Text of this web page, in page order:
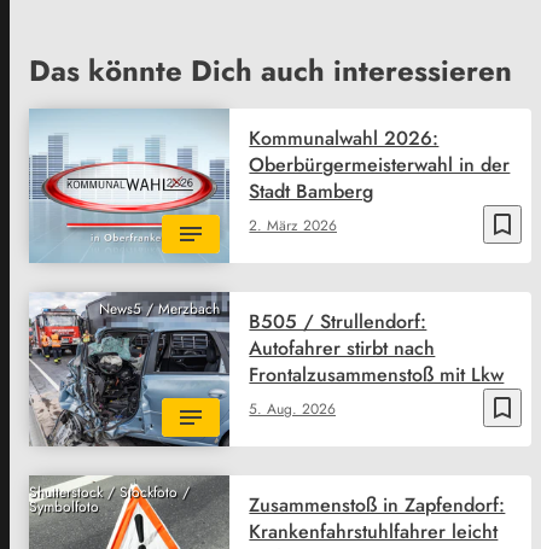
Das könnte Dich auch interessieren
bookmark_border
2. März 2026
Kommunalwahl 2026:
Oberbürgermeisterwahl in der
Stadt Bamberg
News5 / Merzbach
bookmark_border
5. Aug. 2026
B505 / Strullendorf:
Autofahrer stirbt nach
Frontalzusammenstoß mit Lkw
Shutterstock / Stockfoto /
Symbolfoto
Zusammenstoß in Zapfendorf:
Krankenfahrstuhlfahrer leicht